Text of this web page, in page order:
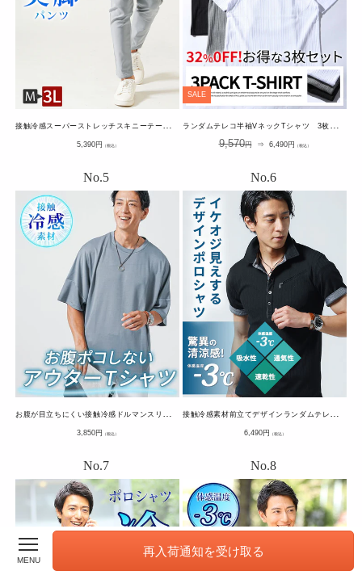
MENU
再入荷通知を受け取る
接
触冷感スーパーストレッチスキニーテーパードイージーチノパンツ
通
常
5,390円 （税込）
SALE
ラ
ンダムテレコ半袖VネックTシャツ 3枚セット
通
常
9,570円⇒ SALE
価
6,490円 （税込）
お
腹が目立ちにくい接触冷感ドルマンスリーブオーバーサイズ半袖クルーネックTシャツ
通
常
3,850円 （税込）
接
触冷感素材前立てデザインランダムテレコ半袖ポロシャツ
通
常
6,490円 （税込）